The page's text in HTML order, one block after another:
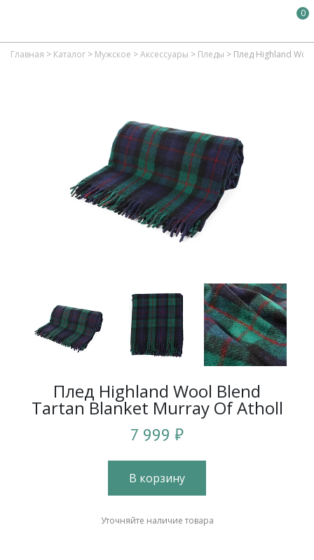
0
Главная > Каталог > Мужское >Аксессуары > Пледы > Плед Highland
Плед Highland Wool Blend
Tartan Blanket Murray Of Atholl
7 999 ₽
В корзину
Уточняйте наличие товара